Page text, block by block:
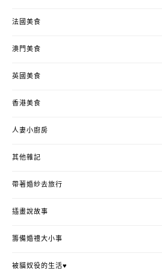
法國美食
澳門美食
英國美食
香港美食
人妻小廚房
其他雜記
帶著婚紗去旅行
插畫說故事
籌備婚禮大小事
被貓奴役的生活♥